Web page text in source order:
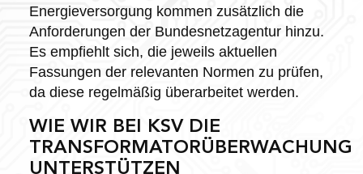
Energieversorgung kommen zusätzlich die
Anforderungen der Bundesnetzagentur hinzu.
Es empfiehlt sich, die jeweils aktuellen
Fassungen der relevanten Normen zu prüfen,
da diese regelmäßig überarbeitet werden.
WIE WIR BEI KSV DIE
TRANSFORMATORÜBERWACHUNG
UNTERSTÜTZEN